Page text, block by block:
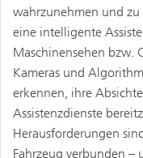
wahrzunehmen und
eine intelligente
Maschinensehen bzw.
Kameras und
erkennen, ihre
Assistenzdienste
Herausforderungen
Fahrzeug verbunden –